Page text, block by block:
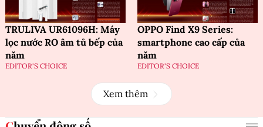
TRULIVA UR61096H: Máy
lọc nước RO âm tủ bếp của
năm
EDITOR'S CHOICE
OPPO Find X9 Series:
smartphone cao cấp của
năm
EDITOR'S CHOICE
Xem thêm